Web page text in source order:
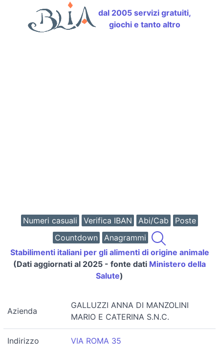
dal 2005 servizi gratuiti,
giochi e tanto altro
Numeri casuali Verifica IBAN Abi/Cab
Poste
Countdown
Anagrammi
Stabilimenti italiani per gli alimenti di origine animale
(Dati aggiornati al 2025 - fonte dati Ministero della
Salute)
Azienda
GALLUZZI ANNA DI MANZOLINI
MARIO E CATERINA S.N.C.
Indirizzo VIA ROMA 35